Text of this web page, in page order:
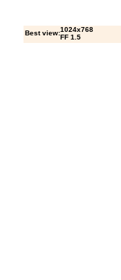
Best view:1024x768
FF 1.5